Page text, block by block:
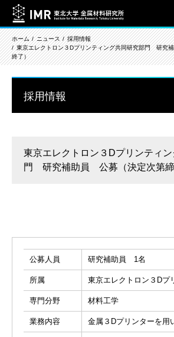
ホーム ニュース
採用情報
東京エレクトロン３Dプリンティング共同研究部門 研究
終了）
採用情報
東京エレクトロン３Dプリンティ
門 研究補助員 公募（決定次第締
公募人員 研究補助員 1名
所属 東京エレクトロン３Dプ
専門分野 材料工学
業務内容 金属３Dプリンターを用